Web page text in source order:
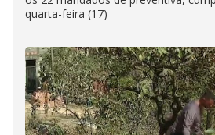
quarta-feira (17)